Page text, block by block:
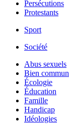
Persécutions
Protestants
Sport
Société
Abus sexuels
Bien commun
Écologie
Éducation
Famille
Handicap
Idéologies